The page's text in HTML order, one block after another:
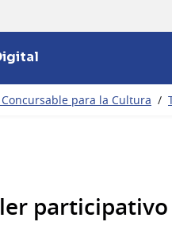
para la Cultura /